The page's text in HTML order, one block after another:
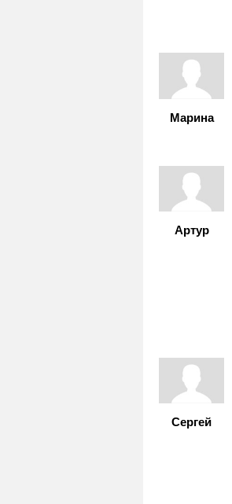
Марина
Артур
Сергей